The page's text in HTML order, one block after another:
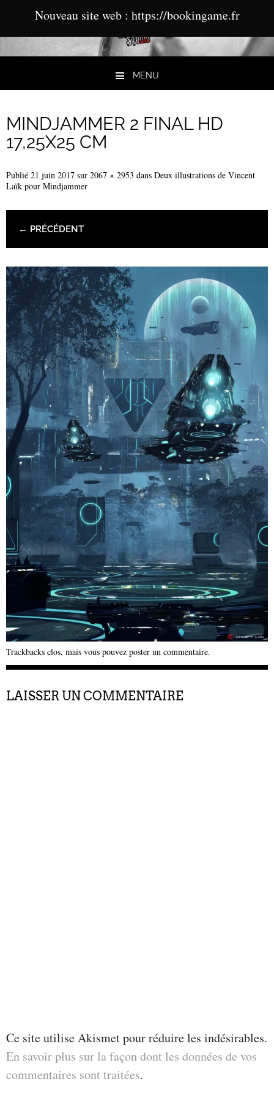
MENU
MINDJAMMER 2 FINAL HD
17,25X25 CM
Publié 21 juin 2017 sur 2067 × 2953 dans Deux illustrations de Vincent
Laïk pour Mindjammer
← PRÉCÉDENT
Trackbacks clos, mais vous pouvez poster un commentaire.
LAISSER UN COMMENTAIRE
Ce site utilise Akismet pour réduire les indésirables.
En savoir plus sur la façon dont les données de vos
commentaires sont traitées.
Nouveau site web : https://bookingame.fr